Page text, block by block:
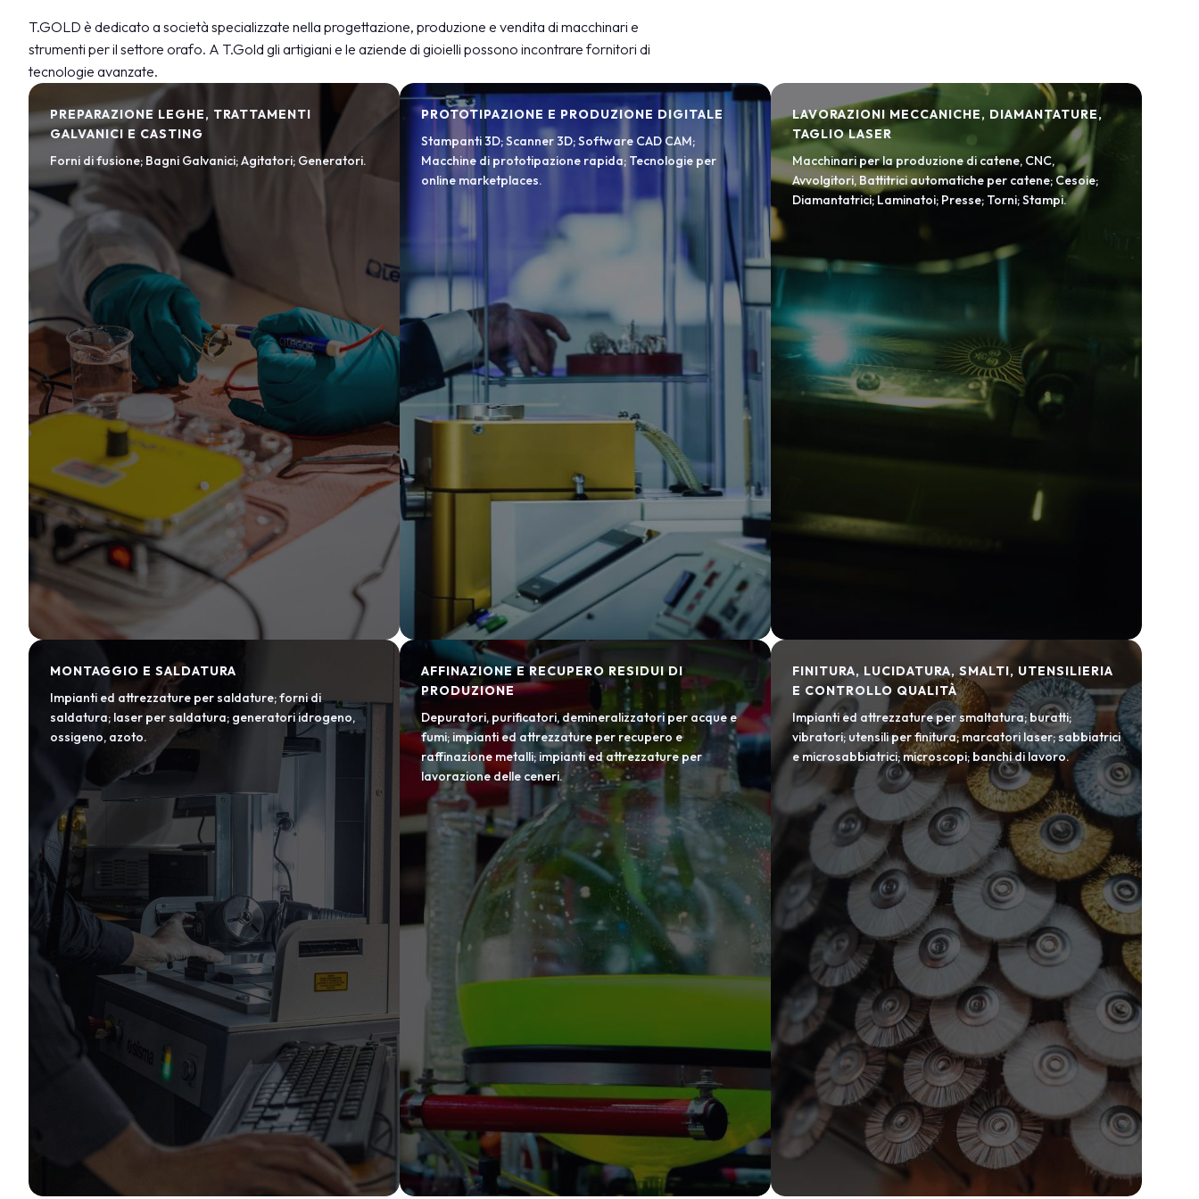
T.GOLD è dedicato a società specializzate nella progettazione, produzione e vendita di macchinari e
strumenti per il settore orafo. A T.Gold gli artigiani e le aziende di gioielli possono incontrare fornitori di
tecnologie avanzate.
PREPARAZIONE LEGHE, TRATTAMENTI
GALVANICI E CASTING
Forni di fusione; Bagni Galvanici; Agitatori; Generatori.
PROTOTIPAZIONE E PRODUZIONE DIGITALE
Stampanti 3D; Scanner 3D; Software CAD CAM;
Macchine di prototipazione rapida; Tecnologie per
online marketplaces.
LAVORAZIONI MECCANICHE, DIAMANTATURE,
TAGLIO LASER
Macchinari per la produzione di catene, CNC,
Avvolgitori, Battitrici automatiche per catene; Cesoie;
Diamantatrici; Laminatoi; Presse; Torni; Stampi.
MONTAGGIO E SALDATURA
Impianti ed attrezzature per saldature; forni di
saldatura; laser per saldatura; generatori idrogeno,
ossigeno, azoto.
AFFINAZIONE E RECUPERO RESIDUI DI
PRODUZIONE
Depuratori, purificatori, demineralizzatori per acque e
fumi; impianti ed attrezzature per recupero e
raffinazione metalli; impianti ed attrezzature per
lavorazione delle ceneri.
FINITURA, LUCIDATURA, SMALTI, UTENSILIERIA
E CONTROLLO QUALITÀ
Impianti ed attrezzature per smaltatura; buratti;
vibratori; utensili per finitura; marcatori laser; sabbiatrici
e microsabbiatrici; microscopi; banchi di lavoro.